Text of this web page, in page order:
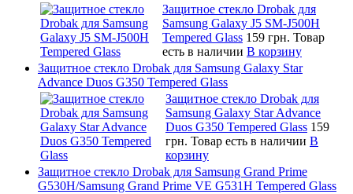
Защитное стекло Drobak для
Samsung Galaxy J5 SM-J500H
Tempered Glass 159 грн. Товар
есть в наличии В корзину
Защитное стекло Drobak для Samsung Galaxy Star
Advance Duos G350 Tempered Glass
Защитное стекло Drobak для
Samsung Galaxy Star Advance
Duos G350 Tempered Glass 159
грн. Товар есть в наличии В
корзину
Защитное стекло Drobak для Samsung Grand Prime
G530H/Samsung Grand Prime VE G531H Tempered Glass